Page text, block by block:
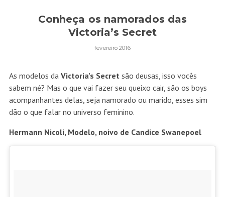
Conheça os namorados das
Victoria’s Secret
fevereiro 2016
As modelos da Victoria’s Secretsão deusas, isso vocês
sabem né? Mas o que vai fazer seu queixo cair, são os boys
acompanhantes delas, seja namorado ou marido, esses sim
dão o que falar no universo feminino.
Hermann Nicoli, Modelo, noivo de Candice Swanepoel